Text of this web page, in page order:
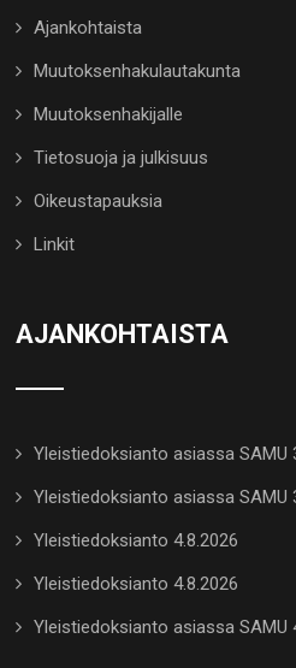
Ajankohtaista
Muutoksenhakulautakunta
Muutoksenhakijalle
Tietosuoja ja julkisuus
Oikeustapauksia
Linkit
AJANKOHTAISTA
Yleistiedoksianto asiassa SAMU
Yleistiedoksianto asiassa SAMU
Yleistiedoksianto 4.8.2026
Yleistiedoksianto 4.8.2026
Yleistiedoksianto asiassa SAMU